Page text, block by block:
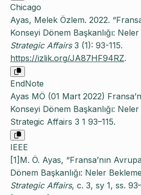
Chicago
Ayas, Melek Özlem. 2022.
Konseyi Dönem Başkanlığı:
Strategic Affairs3 (1): 93-115.
https://izlik.org/JA87HF94RZ.
EndNote
Ayas MÖ (01 Mart 2022)
Konseyi Dönem Başkanlığı:
Strategic Affairs 3 1 93–115.
IEEE
[1]M. Ö. Ayas, “Fransa’nın
Dönem Başkanlığı: Neler
Strategic Affairs, c. 3, sy 1, ss.